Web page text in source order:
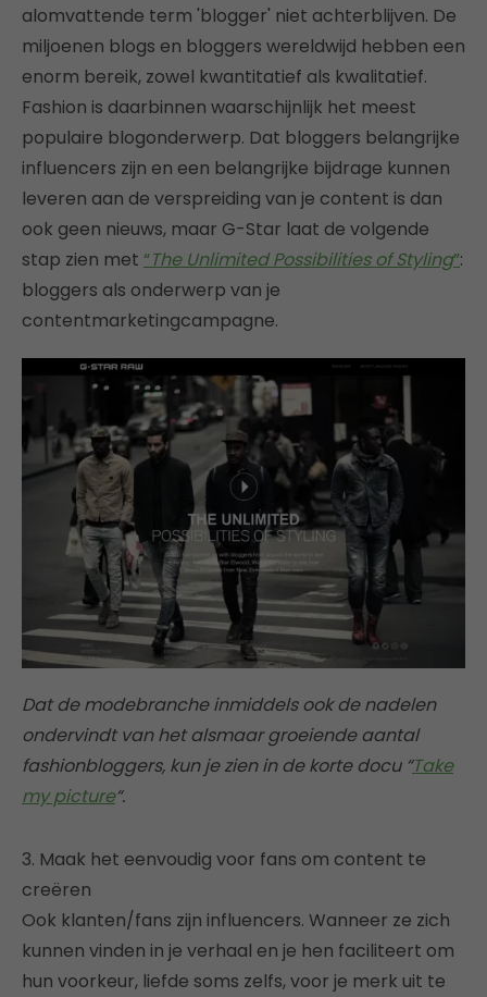
alomvattende term 'blogger' niet achterblijven. De
miljoenen blogs en bloggers wereldwijd hebben een
enorm bereik, zowel kwantitatief als kwalitatief.
Fashion is daarbinnen waarschijnlijk het meest
populaire blogonderwerp. Dat bloggers belangrijke
influencers zijn en een belangrijke bijdrage kunnen
leveren aan de verspreiding van je content is dan
ook geen nieuws, maar G-Star laat de volgende
stap zien met “The Unlimited Possibilities of Styling”:
bloggers als onderwerp van je
contentmarketingcampagne.
Dat de modebranche inmiddels ook de nadelen
ondervindt van het alsmaar groeiende aantal
fashionbloggers, kun je zien in de korte docu “Take
my picture“.
3. Maak het eenvoudig voor fans om content te
creëren
Ook klanten/fans zijn influencers. Wanneer ze zich
kunnen vinden in je verhaal en je hen faciliteert om
hun voorkeur, liefde soms zelfs, voor je merk uit te